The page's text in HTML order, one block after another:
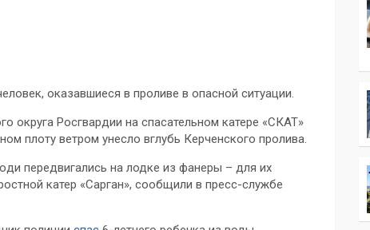
оказавшиеся в проливе в опасной ситуации.
Росгвардии на спасательном катере «СКАТ»
плоту ветром унесло вглубь Керченского пролива.
передвигались на лодке из фанеры – для их
катер «Сарган», сообщили в пресс-службе